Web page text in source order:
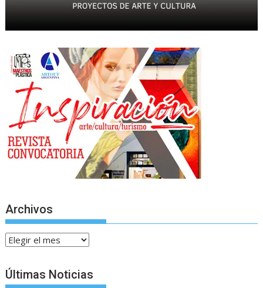
Archivos
Archivos
Últimas Noticias